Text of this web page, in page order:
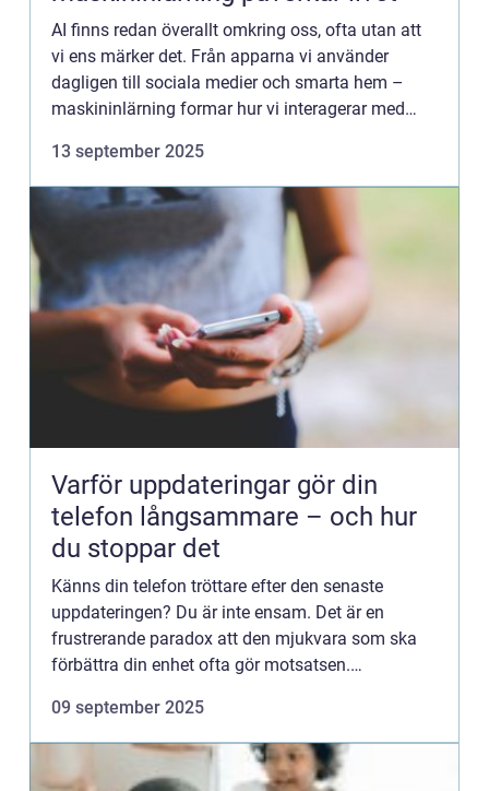
AI finns redan överallt omkring oss, ofta utan att
vi ens märker det. Från apparna vi använder
dagligen till sociala medier och smarta hem –
maskininlärning formar hur vi interagerar med
13 september 2025
Varför uppdateringar gör din
telefon långsammare – och hur
du stoppar det
Känns din telefon tröttare efter den senaste
uppdateringen? Du är inte ensam. Det är en
frustrerande paradox att den mjukvara som ska
förbättra din enhet ofta gör motsatsen.
09 september 2025